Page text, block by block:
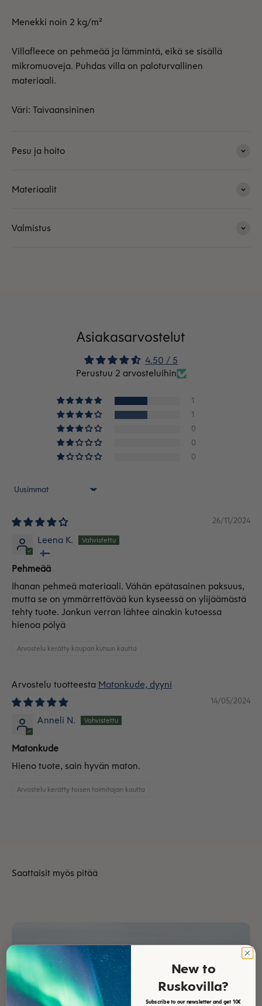
Menekki noin 2 kg/m²
Villafleece on pehmeää ja lämmintä, eikä se sisällä
mikromuoveja. Puhdas villa on paloturvallinen
materiaali.
Väri: Taivaansininen
Pesu ja hoito
Materiaalit
Valmistus
Asiakasarvostelut
4.50 / 5
Perustuu 2 arvosteluihin
1
1
0
0
0
Sort by
26/11/2024
Leena K.
Pehmeää
Ihanan pehmeä materiaali. Vähän epätasainen paksuus,
mutta se on ymmärrettävää kun kyseessä on ylijäämästä
tehty tuote. Jonkun verran lähtee ainakin kutoessa
hienoa pölyä
Arvostelu kerätty kaupan kutsun kautta
Matonkude, dyyni
14/05/2024
Anneli N.
Matonkude
Hieno tuote, sain hyvän maton.
Arvostelu kerätty toisen toimitajan kautta
New to
Ruskovilla?
Subscribe to our newsletter and get 10€